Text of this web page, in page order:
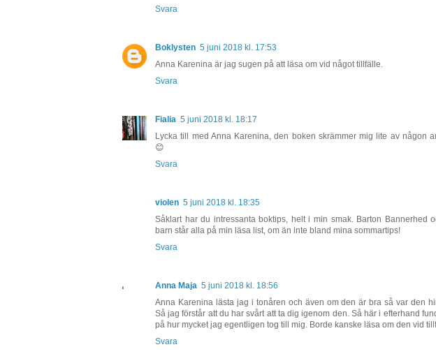
Svara
Boklysten 5 juni 2018 kl. 17:53
Anna Karenina är jag sugen på att läsa om vid något tillfälle.
Svara
Fialia 5 juni 2018 kl. 18:17
Lycka till med Anna Karenina, den boken skrämmer mig lite av någon
😊
Svara
violen 5 juni 2018 kl. 18:35
Såklart har du intressanta boktips, helt i min smak. Barton Bannerhed
barn står alla på min läsa list, om än inte bland mina sommartips!
Svara
Anna Maja 5 juni 2018 kl. 18:56
Anna Karenina lästa jag i tonåren och även om den är bra så var den
Så jag förstår att du har svårt att ta dig igenom den. Så här i efterhand
på hur mycket jag egentligen tog till mig. Borde kanske läsa om den vid
Svara